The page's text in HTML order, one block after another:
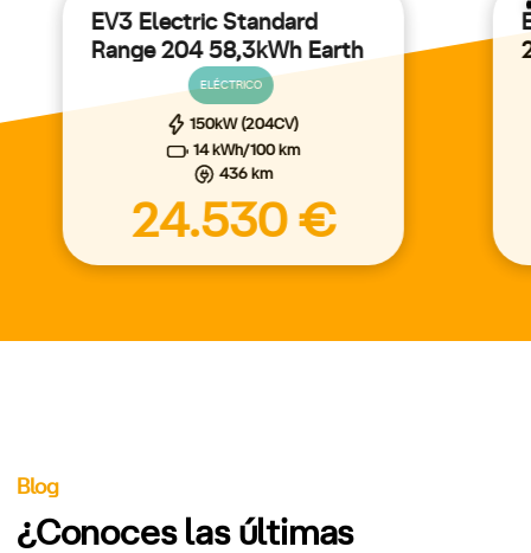
EV3 Electric Standard
Range 204 58,3kWh Earth
ELÉCTRICO
150kW (204CV)
14 kWh/100 km
436 km
24.530 €
Blog
¿Conoces las últimas